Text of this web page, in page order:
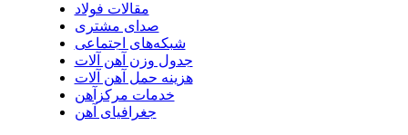
مقالات فولاد
صدای مشتری
شبکه‌های اجتماعی
جدول وزن آهن آلات
هزینه حمل آهن آلات
خدمات مرکزآهن
جغرافیای آهن